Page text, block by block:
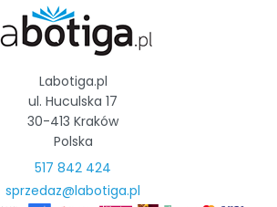
Labotiga.pl
ul. Huculska 17
30-413 Kraków
Polska
517 842 424
sprzedaz@labotiga.pl